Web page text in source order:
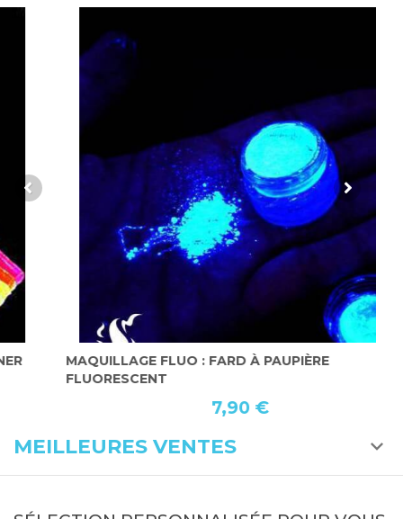
MAQUILLAGE FLUO : FARD À PAUPIÈRE
FLUORESCENT
7,90 €
MEILLEURES VENTES